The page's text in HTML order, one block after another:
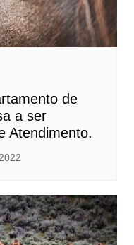
de
a ser
Atendimento.